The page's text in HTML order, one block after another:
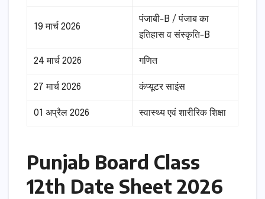
19 मार्च 2026
पंजाबी-B / पंजाब का
इतिहास व संस्कृति-B
24 मार्च 2026 गणित
27 मार्च 2026 कंप्यूटर साइंस
01 अप्रैल 2026 स्वास्थ्य एवं शारीरिक शिक्षा
Punjab Board Class
12th Date Sheet 2026